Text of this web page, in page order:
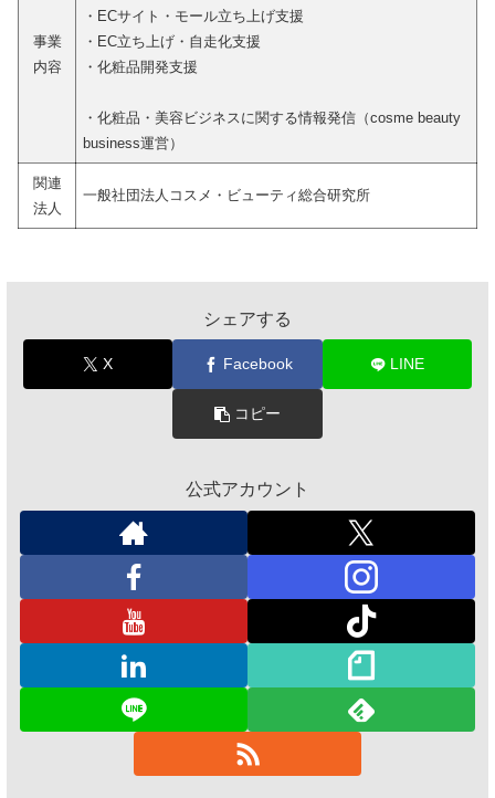
事業
内容
・ECサイト・モール立ち上げ支援
・EC立ち上げ・自走化支援
・化粧品開発支援
・化粧品・美容ビジネスに関する情報発信（cosme beauty
business運営）
関連
法人
一般社団法人コスメ・ビューティ総合研究所
シェアする
X Facebook LINE
コピー
公式アカウント